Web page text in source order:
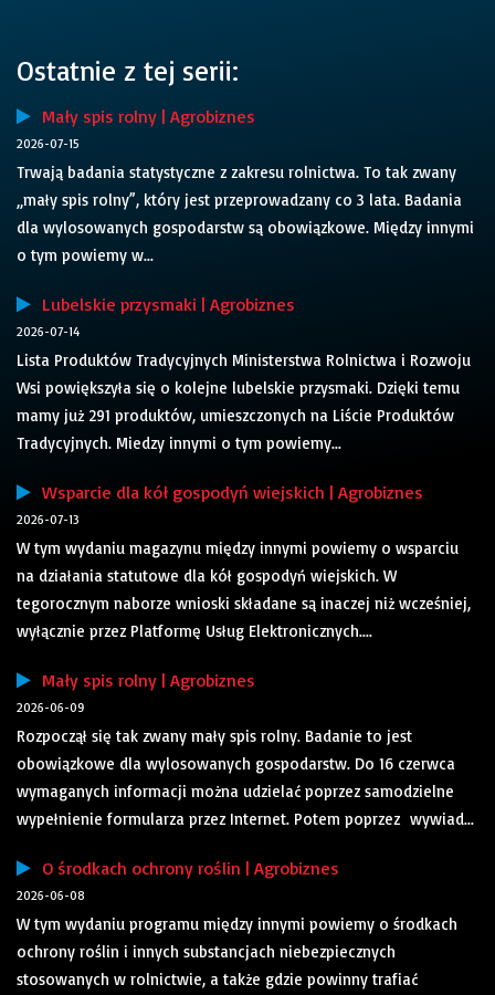
Ostatnie z tej serii:
Mały spis rolny | Agrobiznes
2026-07-15
Trwają badania statystyczne z zakresu rolnictwa. To tak zwany
„mały spis rolny”, który jest przeprowadzany co 3 lata. Badania
dla wylosowanych gospodarstw są obowiązkowe. Między innymi
o tym powiemy w...
Lubelskie przysmaki | Agrobiznes
2026-07-14
Lista Produktów Tradycyjnych Ministerstwa Rolnictwa i Rozwoju
Wsi powiększyła się o kolejne lubelskie przysmaki. Dzięki temu
mamy już 291 produktów, umieszczonych na Liście Produktów
Tradycyjnych. Miedzy innymi o tym powiemy...
Wsparcie dla kół gospodyń wiejskich | Agrobiznes
2026-07-13
W tym wydaniu magazynu między innymi powiemy o wsparciu
na działania statutowe dla kół gospodyń wiejskich. W
tegorocznym naborze wnioski składane są inaczej niż wcześniej,
wyłącznie przez Platformę Usług Elektronicznych....
Mały spis rolny | Agrobiznes
2026-06-09
Rozpoczął się tak zwany mały spis rolny. Badanie to jest
obowiązkowe dla wylosowanych gospodarstw. Do 16 czerwca
wymaganych informacji można udzielać poprzez samodzielne
wypełnienie formularza przez Internet. Potem poprzez wywiad...
O środkach ochrony roślin | Agrobiznes
2026-06-08
W tym wydaniu programu między innymi powiemy o środkach
ochrony roślin i innych substancjach niebezpiecznych
stosowanych w rolnictwie, a także gdzie powinny trafiać